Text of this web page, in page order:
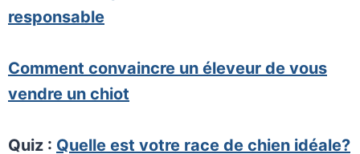
responsable
Comment convaincre un éleveur de vous
vendre un chiot
Quiz : Quelle est votre race de chien idéale?